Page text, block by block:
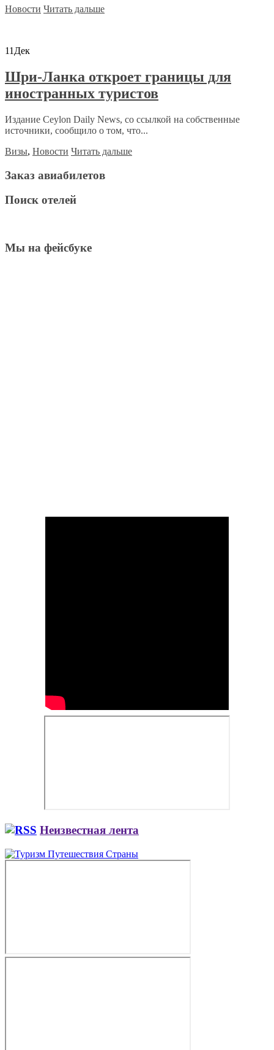
Новости Читать дальше
11 Дек
Шри-Ланка откроет границы для
иностранных туристов
Издание Ceylon Daily News, со ссылкой на собственные
источники, сообщило о том, что...
Визы, Новости Читать дальше
Заказ авиабилетов
Поиск отелей
Мы на фейсбуке
Неизвестная лента